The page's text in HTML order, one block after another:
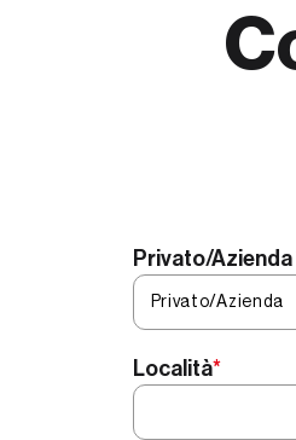
Privato/Azienda
Località*